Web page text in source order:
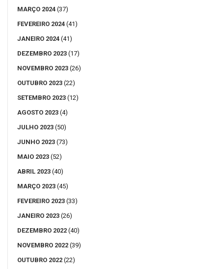
MARÇO 2024 (37)
FEVEREIRO 2024 (41)
JANEIRO 2024 (41)
DEZEMBRO 2023 (17)
NOVEMBRO 2023 (26)
OUTUBRO 2023 (22)
SETEMBRO 2023 (12)
AGOSTO 2023 (4)
JULHO 2023 (50)
JUNHO 2023 (73)
MAIO 2023 (52)
ABRIL 2023 (40)
MARÇO 2023 (45)
FEVEREIRO 2023 (33)
JANEIRO 2023 (26)
DEZEMBRO 2022 (40)
NOVEMBRO 2022 (39)
OUTUBRO 2022 (22)